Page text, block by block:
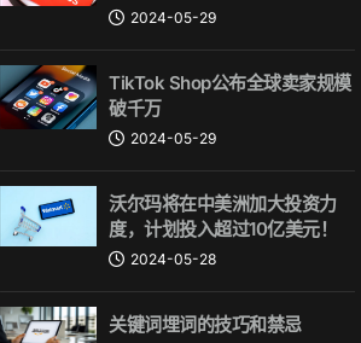
2024-05-29
TikTok Shop公布全球卖家规模
破千万
2024-05-29
沃尔玛将在中美洲加大投资力
度，计划投入超过10亿美元！
2024-05-28
关键词埋词的技巧和禁忌